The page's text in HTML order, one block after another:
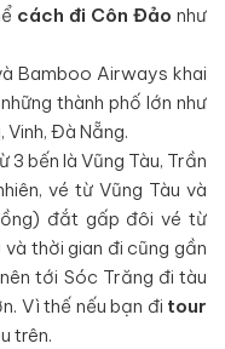
cách đi Côn Đảo như
Bamboo Airways khai
thành phố lớn như
Vinh, Đà Nẵng.
3 bến là Vũng Tàu, Trần
vé từ Vũng Tàu và
đắt gấp đôi vé từ
thời gian đi cũng gần
tới Sóc Trăng đi tàu
Vì thế nếu bạn đi tour
trên.